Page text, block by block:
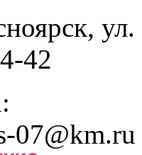
42
07@km.ru